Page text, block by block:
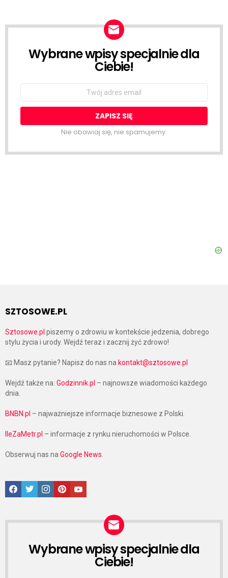
NEWSLETTER
Wybrane wpisy specjalnie dla
Ciebie!
Email
Nie obawiaj się, nie spamujemy.
SZTOSOWE.PL
Sztosowe.pl piszemy o zdrowiu w kontekście jedzenia, dobrego
stylu życia i urody. Wejdź teraz i zacznij żyć zdrowo!
📧 Masz pytanie? Napisz do nas na kontakt@sztosowe.pl
Wejdź także na: Godzinnik.pl – najnowsze wiadomości każdego
dnia.
BNBN.pl – najważniejsze informacje biznesowe z Polski.
IleZaMetr.pl – informacje z rynku nieruchomości w Polsce.
Obserwuj nas na Google News
Facebook
TwitterInstagramPinterestGoogle News
NEWSLETTER
Wybrane wpisy specjalnie dla
Ciebie!